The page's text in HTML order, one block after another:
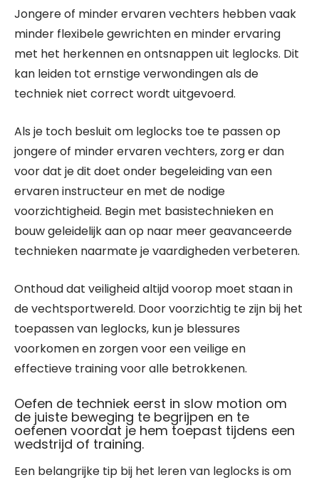
Jongere of minder ervaren vechters hebben vaak
minder flexibele gewrichten en minder ervaring
met het herkennen en ontsnappen uit leglocks. Dit
kan leiden tot ernstige verwondingen als de
techniek niet correct wordt uitgevoerd.
Als je toch besluit om leglocks toe te passen op
jongere of minder ervaren vechters, zorg er dan
voor dat je dit doet onder begeleiding van een
ervaren instructeur en met de nodige
voorzichtigheid. Begin met basistechnieken en
bouw geleidelijk aan op naar meer geavanceerde
technieken naarmate je vaardigheden verbeteren.
Onthoud dat veiligheid altijd voorop moet staan in
de vechtsportwereld. Door voorzichtig te zijn bij het
toepassen van leglocks, kun je blessures
voorkomen en zorgen voor een veilige en
effectieve training voor alle betrokkenen.
Oefen de techniek eerst in slow motion om
de juiste beweging te begrijpen en te
oefenen voordat je hem toepast tijdens een
wedstrijd of training.
Een belangrijke tip bij het leren van leglocks is om